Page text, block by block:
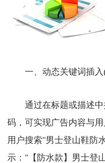
一、动态关键词插入
通过在标题或描述中
码，可实现广告内容与
用户搜索"男士登山鞋防
示："【防水款】男士登